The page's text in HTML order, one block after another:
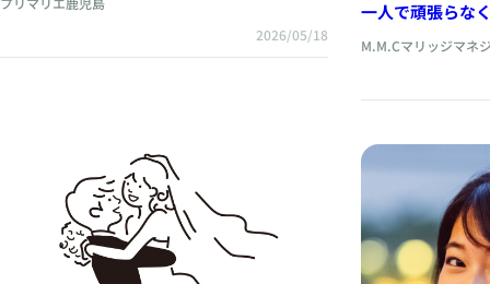
2026/05/18
一人で頑張らな
M.M.Cマリッジマネ